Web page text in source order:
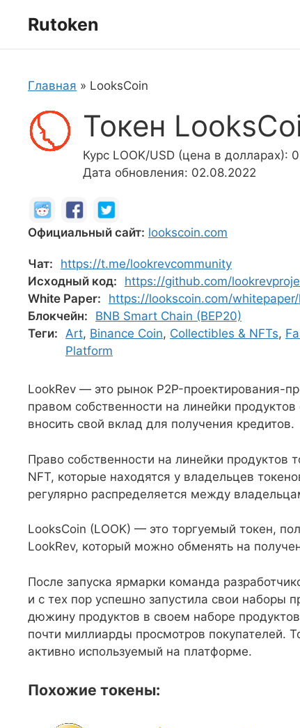
Rutoken
Главная » LooksCoin
Токен
Курс LOOK/USD (цена в долларах):
Дата обновления: 02.08.2022
Официальный сайт: lookscoin.com
Чат:
https://t.me/lookrevcommunity
Исходный код:
https://github.com/
White Paper:
https://lookscoin.com/
Блокчейн:
BNB Smart Chain (BEP20)
Теги: Art, Binance Coin, Collectibles & NFTs,
Platform
LookRev — это рынок P2P-проектирования-
правом собственности на линейки
вносить свой вклад для получения кредитов.
Право собственности на линейки продуктов
NFT, которые находятся у владельцев
регулярно распределяется между
LooksCoin (LOOK) — это торгуемый токен,
LookRev, который можно обменять на
После запуска ярмарки команда
и с тех пор успешно запустила свои наборы
дюжину продуктов в своем наборе
почти миллиарды просмотров покупателей.
активно используемый на платформе.
Похожие токены: